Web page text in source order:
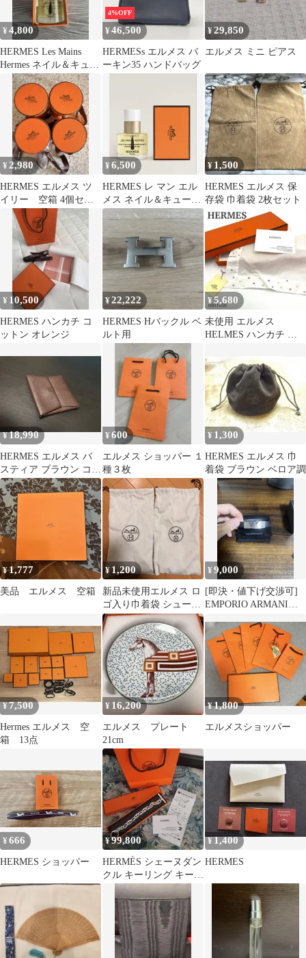
¥4,800
HERMES Les Mains
Hermes ネイル＆キュー
ティクルオイル
4%OFF
¥46,500
HERMESs エルメス バ
ーキン35 ハンドバッグ
¥29,850
エルメス ミニ ピアス
¥ 2,980
HERMES エルメス ツ
イリー 空箱 4個セッ
¥6,500
HERMES レ マン エル
メス ネイル＆キューテ
ィクルオイル
¥ 1,500
HERMES エルメス 保
存袋 巾着袋 2枚セット
¥ 10,500
HERMES ハンカチ コ
ットン オレンジ
¥22,222
HERMES Hバックル ベ
ルト用
¥ 5,680
未使用 エルメス
HELMES ハンカチ ド
¥18,990
HERMES エルメス バ
スティア ブラウン コイ
ンケース 小銭入れ
¥600
エルメス ショッパー １
種３枚
¥1,300
HERMES エルメス 巾
着袋 ブラウン ベロア調
¥1,777
美品 エルメス 空箱
¥1,200
新品未使用エルメス ロ
ゴ入り巾着袋 シューズ
入れ2個セット
¥9,000
[即決・値下げ交渉可]
EMPORIO ARMANIブ
¥7,500
Hermes エルメス 空
箱 13点
¥ 16,200
エルメス プレート
21cm
¥1,800
エルメスショッパー
¥666
HERMES ショッパー
¥99,800
HERMÈS シェーヌダン
クル キーリング キーホ
ルダー シルバー レシー
ト付
¥1,400
HERMES